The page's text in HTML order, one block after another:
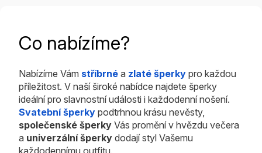
Co nabízíme?
Nabízíme Vám stříbrné a zlaté šperky pro každou
příležitost. V naší široké nabídce najdete šperky
ideální pro slavnostní události i každodenní nošení.
Svatební šperky podtrhnou krásu nevěsty,
společenské šperky Vás promění v hvězdu večera
a univerzální šperky dodají styl Vašemu